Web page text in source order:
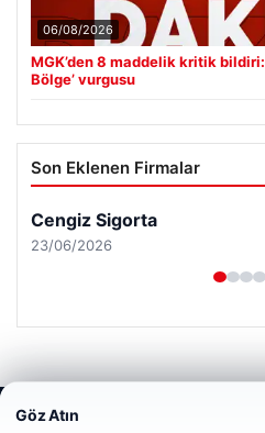
06/08/2026
MGK’den 8 maddelik kritik
Bölge’ vurgusu
Son Eklenen Firmalar
Cengiz Sigorta
23/06/2026
© 2026 Analiz Gazete – Güncel
Web sitemizi nasıl kullandığınızı
Göz Atın